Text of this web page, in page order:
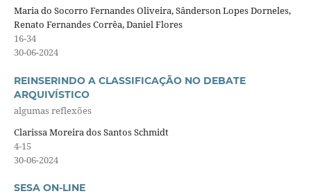
Maria do Socorro Fernandes Oliveira, Sânderson Lopes Dorneles,
Renato Fernandes Corrêa, Daniel Flores
16-34
30-06-2024
REINSERINDO A CLASSIFICAÇÃO NO DEBATE
ARQUIVÍSTICO
algumas reflexões
Clarissa Moreira dos Santos Schmidt
4-15
30-06-2024
SESA ON-LINE